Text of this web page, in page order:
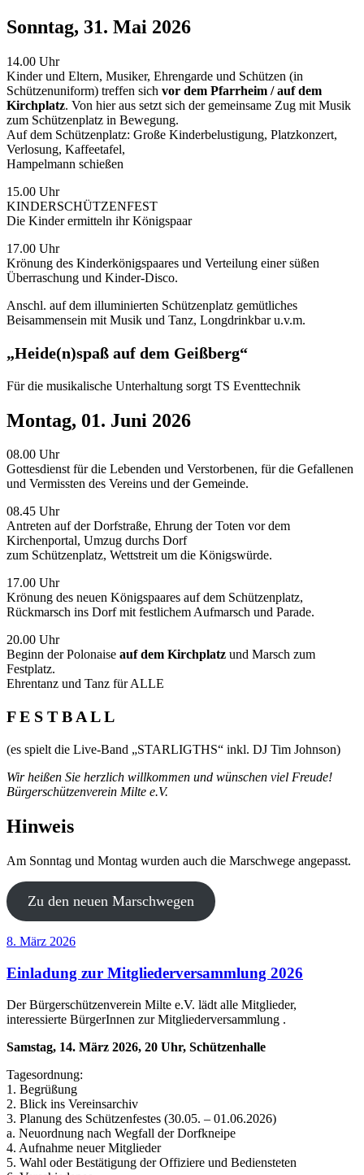
Sonntag, 31. Mai 2026
14.00 Uhr
Kinder und Eltern, Musiker, Ehrengarde und Schützen (in
Schützenuniform) treffen sich vor dem Pfarrheim / auf dem
Kirchplatz. Von hier aus setzt sich der gemeinsame Zug mit Musik
zum Schützenplatz in Bewegung.
Auf dem Schützenplatz: Große Kinderbelustigung, Platzkonzert,
Verlosung, Kaffeetafel,
Hampelmann schießen
15.00 Uhr
KINDERSCHÜTZENFEST
Die Kinder ermitteln ihr Königspaar
17.00 Uhr
Krönung des Kinderkönigspaares und Verteilung einer süßen
Überraschung und Kinder-Disco.
Anschl. auf dem illuminierten Schützenplatz gemütliches
Beisammensein mit Musik und Tanz, Longdrinkbar u.v.m.
„Heide(n)spaß auf dem Geißberg“
Für die musikalische Unterhaltung sorgt TS Eventtechnik
Montag, 01. Juni 2026
08.00 Uhr
Gottesdienst für die Lebenden und Verstorbenen, für die Gefallenen
und Vermissten des Vereins und der Gemeinde.
08.45 Uhr
Antreten auf der Dorfstraße, Ehrung der Toten vor dem
Kirchenportal, Umzug durchs Dorf
zum Schützenplatz, Wettstreit um die Königswürde.
17.00 Uhr
Krönung des neuen Königspaares auf dem Schützenplatz,
Rückmarsch ins Dorf mit festlichem Aufmarsch und Parade.
20.00 Uhr
Beginn der Polonaise auf dem Kirchplatz und Marsch zum
Festplatz.
Ehrentanz und Tanz für ALLE
F E S T B A L L
(es spielt die Live-Band „STARLIGTHS“ inkl. DJ Tim Johnson)
Wir heißen Sie herzlich willkommen und wünschen viel Freude!
Bürgerschützenverein Milte e.V.
Hinweis
Am Sonntag und Montag wurden auch die Marschwege angepasst.
Zu den neuen Marschwegen
Veröffentlicht
8. März 2026
Einladung zur Mitgliederversammlung 2026
Der Bürgerschützenverein Milte e.V. lädt alle Mitglieder,
interessierte BürgerInnen zur Mitgliederversammlung .
Samstag, 14. März 2026, 20 Uhr, Schützenhalle
Tagesordnung:
1. Begrüßung
2. Blick ins Vereinsarchiv
3. Planung des Schützenfestes (30.05. – 01.06.2026)
a. Neuordnung nach Wegfall der Dorfkneipe
4. Aufnahme neuer Mitglieder
5. Wahl oder Bestätigung der Offiziere und Bediensteten